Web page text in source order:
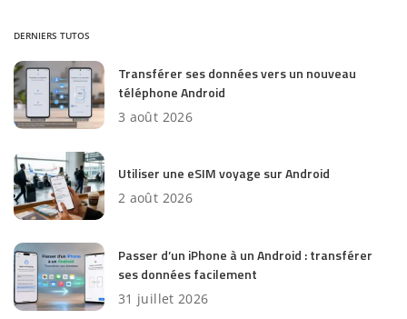
DERNIERS TUTOS
Transférer ses données vers un nouveau
téléphone Android
3 août 2026
Utiliser une eSIM voyage sur Android
2 août 2026
Passer d’un iPhone à un Android : transférer
ses données facilement
31 juillet 2026